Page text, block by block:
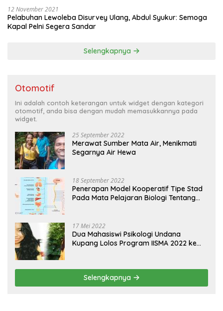
12 November 2021
Pelabuhan Lewoleba Disurvey Ulang, Abdul Syukur: Semoga
Kapal Pelni Segera Sandar
Selengkapnya
Otomotif
Ini adalah contoh keterangan untuk widget dengan kategori
otomotif, anda bisa dengan mudah memasukkannya pada
widget.
25 September 2022
Merawat Sumber Mata Air, Menikmati
Segarnya Air Hewa
18 September 2022
Penerapan Model Kooperatif Tipe Stad
Pada Mata Pelajaran Biologi Tentang
17 Mei 2022
Dua Mahasiswi Psikologi Undana
Kupang Lolos Program IISMA 2022 ke
Selengkapnya